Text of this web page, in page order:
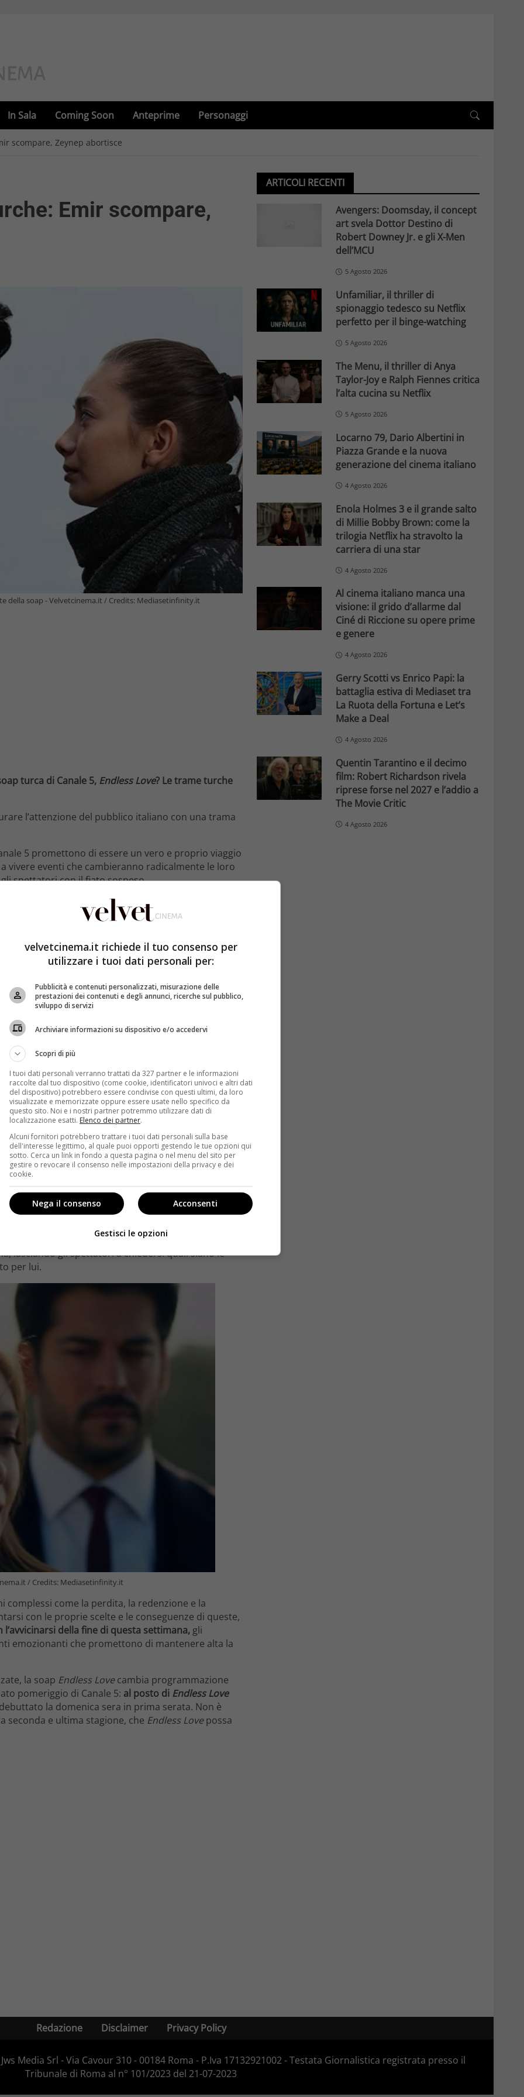
In Sala Coming Soon Anteprime Personaggi
scompare, Zeynep abortisce
Emir scompare,
della soap - Velvetcinema.it / Credits: Mediasetinfinity.it
turca di Canale 5, Endless Love? Le trame turche
l’attenzione del pubblico italiano con una trama
5 promettono di essere un vero e proprio viaggio
vivere eventi che cambieranno radicalmente le loro
spettatori con il fiato sospeso.
per Zeynep
incidente stradale, che le costa la vita del
segna un punto di non ritorno nella loro relazione,
sua decisione di intervenire per salvare Kemal, un
la sua vita, ma ha anche conseguenze tragiche
scaglia contro Zeynep, innescando un conflitto che
la situazione ancora più complessa. Emir, già
conseguenze delle sue scelte. Dopo l’incidente,
sul suo destino.
un mandato di arresto. La sua scomparsa
lasciando gli spettatori a chiedersi quali siano le
per lui.
/ Credits: Mediasetinfinity.it
complessi come la perdita, la redenzione e la
con le proprie scelte e le conseguenze di queste,
l’avvicinarsi della fine di questa settimana, gli
emozionanti che promettono di mantenere alta la
la soap Endless Lovecambia programmazione
pomeriggio di Canale 5: al posto di Endless Love
la domenica sera in prima serata. Non è
seconda e ultima stagione, che Endless Lovepossa
ARTICOLI RECENTI
Avengers: Doomsday, il concept
art svela Dottor Destino di
Robert Downey Jr. e gli X-Men
dell’MCU
5 Agosto 2026
Unfamiliar, il thriller di
spionaggio tedesco su Netflix
perfetto per il binge-watching
5 Agosto 2026
The Menu, il thriller di Anya
Taylor-Joy e Ralph Fiennes critica
l’alta cucina su Netflix
5 Agosto 2026
Locarno 79, Dario Albertini in
Piazza Grande e la nuova
generazione del cinema italiano
4 Agosto 2026
Enola Holmes 3 e il grande salto
di Millie Bobby Brown: come la
trilogia Netflix ha stravolto la
carriera di una star
4 Agosto 2026
Al cinema italiano manca una
visione: il grido d’allarme dal
Ciné di Riccione su opere prime
e genere
4 Agosto 2026
Gerry Scotti vs Enrico Papi: la
battaglia estiva di Mediaset tra
La Ruota della Fortuna e Let’s
Make a Deal
4 Agosto 2026
Quentin Tarantino e il decimo
film: Robert Richardson rivela
riprese forse nel 2027 e l’addio a
The Movie Critic
4 Agosto 2026
Redazione Disclaimer Privacy Policy
Media Srl - Via Cavour 310 - 00184 Roma - P.Iva 17132921002 - Testata Giornalistica registrata presso il
Tribunale di Roma al n° 101/2023 del 21-07-2023
velvetcinema.it richiede il tuo consenso per
utilizzare i tuoi dati personali per:
Pubblicità e contenuti personalizzati, misurazione delle
prestazioni dei contenuti e degli annunci, ricerche sul pubblico,
sviluppo di servizi
Archiviare informazioni su dispositivo e/o accedervi
Scopri di più
I tuoi dati personali verranno trattati da 327 partner e le informazioni
raccolte dal tuo dispositivo (come cookie, identificatori univoci e altri dati
del dispositivo) potrebbero essere condivise con questi ultimi, da loro
visualizzate e memorizzate oppure essere usate nello specifico da
questo sito. Noi e i nostri partner potremmo utilizzare dati di
localizzazione esatti. Elenco dei partner.
Alcuni fornitori potrebbero trattare i tuoi dati personali sulla base
dell'interesse legittimo, al quale puoi opporti gestendo le tue opzioni qui
sotto. Cerca un link in fondo a questa pagina o nel menu del sito per
gestire o revocare il consenso nelle impostazioni della privacy e dei
cookie.
Acconsenti
Nega il consenso
Gestisci le opzioni